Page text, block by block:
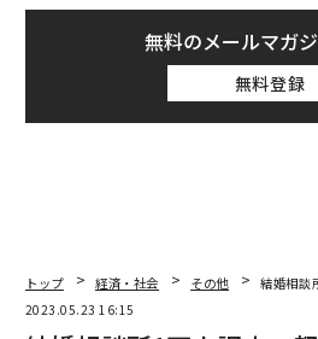
無料のメールマガ
無料登録
トップ 経済・社会 その他
結婚相談
2023.05.23 16:15